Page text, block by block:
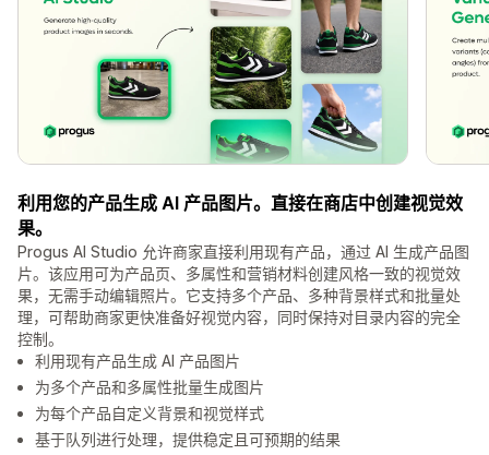
利用您的产品生成 AI 产品图片。直接在商店中创建视觉效
果。
Progus AI Studio 允许商家直接利用现有产品，通过 AI 生成产品图
片。该应用可为产品页、多属性和营销材料创建风格一致的视觉效
果，无需手动编辑照片。它支持多个产品、多种背景样式和批量处
理，可帮助商家更快准备好视觉内容，同时保持对目录内容的完全
控制。
利用现有产品生成 AI 产品图片
为多个产品和多属性批量生成图片
为每个产品自定义背景和视觉样式
基于队列进行处理，提供稳定且可预期的结果